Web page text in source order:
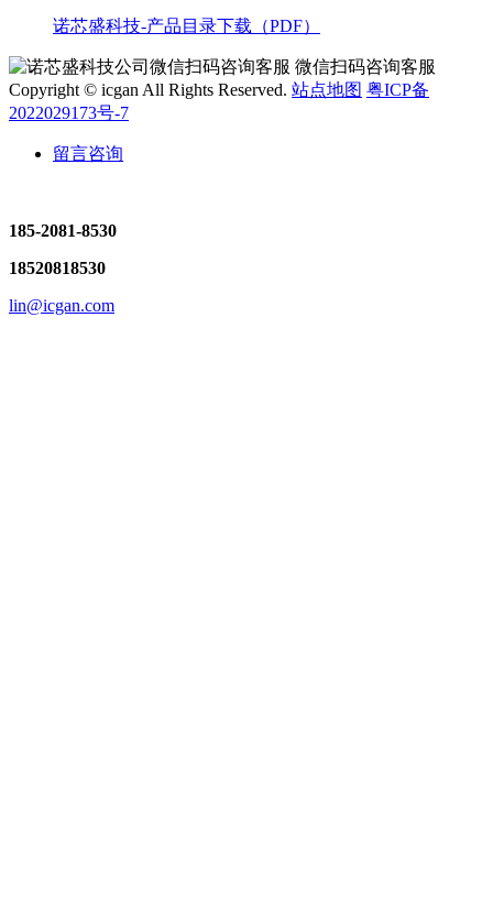
诺芯盛科技-产品目录下载（PDF）
微信扫码咨询客服
Copyright © icgan All Rights Reserved. 站点地图 粤ICP备
2022029173号-7
留言咨询
185-2081-8530
18520818530
lin@icgan.com